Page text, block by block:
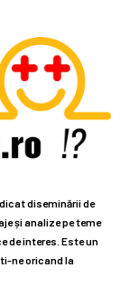
diseminării de
și analize pe teme
de interes. Este un
ne oricand la